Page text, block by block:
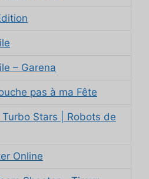
– Garena
pas à ma Fête
Turbo Stars | Robots de
Online